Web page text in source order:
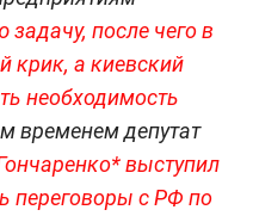
после чего в
крик, а киевский
необходимость
временем депутат
выступил
переговоры с РФ по